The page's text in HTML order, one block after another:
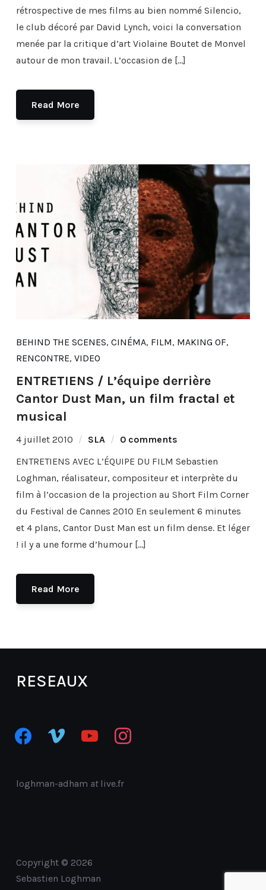
rétrospective de mes films au bien nommé Silencio,
le club décoré par David Lynch, voici la conversation
menée par la critique d’art Violaine Boutet de Monvel
autour de mon travail. L’occasion de […]
Read More
BEHIND THE SCENES, CINÉMA, FILM, MAKING OF,
RENCONTRE, VIDEO
ENTRETIENS / L’équipe derrière
Cantor Dust Man, un film fractal et
musical
4 juillet 2010 SLA
0 comments
ENTRETIENS AVEC L’ÉQUIPE DU FILM Sebastien
Loghman, réalisateur, compositeur et interprète du
film à l’occasion de la projection au Short Film Corner
du Festival de Cannes 2010 En seulement 6 minutes
et 4 plans, Cantor Dust Man est un film dense. Et léger
! il y a une forme d’humour […]
Read More
RESEAUX
facebookvimeo youtube instagram
loghman-adham atlive.fr
Copyright © 2026
Sebastien Loghman